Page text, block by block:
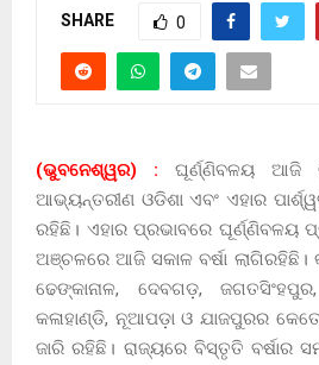
SHARE 0
(ଭୁବନେଶ୍ୱର) : ଘୂର୍ଣ୍ଣିବଳୟ ଆଜି
ଆଭ୍ୟନ୍ତରୀଣ ଓଡିଶା ଏବଂ ଏହାର
ରହିଛି। ଏହାର ପ୍ରଭାବରେ ଘୂର୍ଣ୍ଣିବଳୟ
ଅଞ୍ଚଳରେ ଆଜି ସକାଳ ବର୍ଷା
ଢେଙ୍କାନାଳ, ଦେବଗଡ଼,
କଳାହାଣ୍ଡି, ନୂଆପଡ଼ା ଓ ଯାଜପୁରର
ଜାରି ରହିଛି। ରାଜ୍ୟରେ ବିସ୍ତୃତି ବର୍ଷାର